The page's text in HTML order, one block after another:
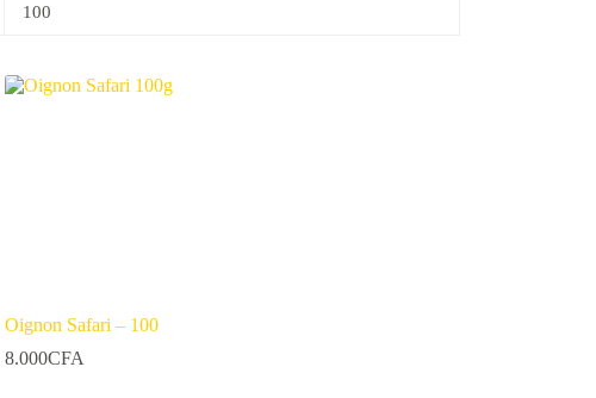
100
Oignon Safari – 100
8.000CFA